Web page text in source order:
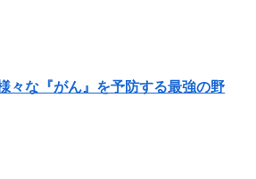
々な『がん』を予防する最強の野